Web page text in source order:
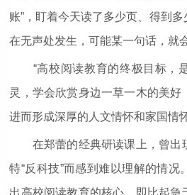
账”，盯着今天读了多少页、得到
在无声处发生，可能某一句话，就
“高校阅读教育的终极目标，
灵，学会欣赏身边一草一木的美好
进而形成深厚的人文情怀和家国情
在郑蕾的经典研读课上，曾出
特“反科技”而感到难以理解的情况